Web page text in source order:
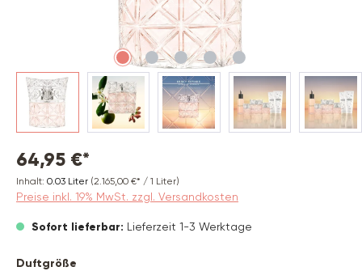
64,95 €*
Inhalt: 0.03 Liter (2.165,00 €* / 1 Liter)
Preise inkl. 19% MwSt. zzgl. Versandkosten
Sofort lieferbar: Lieferzeit 1-3 Werktage
Duftgröße